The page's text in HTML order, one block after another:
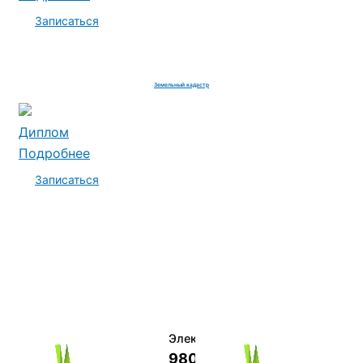
Записаться
Земельный кадастр
Диплом
Подробнее
Записаться
Электромеханик по ремонту и
9800 руб.